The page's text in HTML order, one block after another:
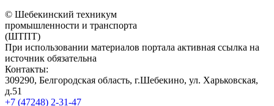
© Шебекинский техникум
промышленности и транспорта
(ШТПТ)
При использовании материалов портала активная ссылка на
источник обязательна
Контакты:
309290, Белгородская область, г.Шебекино, ул. Харьковская,
д.51
+7 (47248) 2-31-47